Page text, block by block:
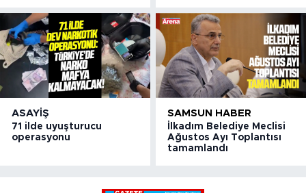
ASAYIŞ
71 ilde uyuşturucu
operasyonu
SAMSUN HABER
İlkadım Belediye Meclisi
Ağustos Ayı Toplantısı
tamamlandı